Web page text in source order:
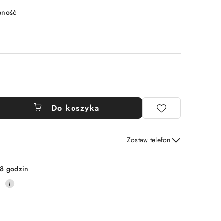
Do koszyka
Zostaw telefon
Wyślij
godzin